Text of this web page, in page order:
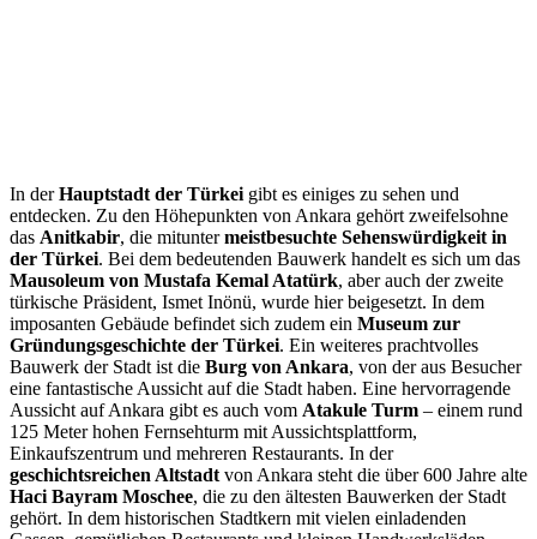
In derHauptstadt der Türkei gibt es einiges zu sehen und
entdecken. Zu den Höhepunkten von Ankara gehört zweifelsohne
das Anitkabir, die mituntermeistbesuchte Sehenswürdigkeit in
der Türkei. Bei dem bedeutenden Bauwerk handelt es sich um das
Mausoleum von Mustafa Kemal Atatürk, aber auch der zweite
türkische Präsident, Ismet Inönü, wurde hier beigesetzt. In dem
imposanten Gebäude befindet sich zudem ein Museum zur
Gründungsgeschichte der Türkei. Ein weiteres prachtvolles
Bauwerk der Stadt ist die Burg von Ankara, von der aus Besucher
eine fantastische Aussicht auf die Stadt haben. Eine hervorragende
Aussicht auf Ankara gibt es auch vom Atakule Turm – einem rund
125 Meter hohen Fernsehturm mit Aussichtsplattform,
Einkaufszentrum und mehreren Restaurants. In der
geschichtsreichen Altstadt von Ankara steht die über 600 Jahre alte
Haci Bayram Moschee, die zu den ältesten Bauwerken der Stadt
gehört. In dem historischen Stadtkern mit vielen einladenden